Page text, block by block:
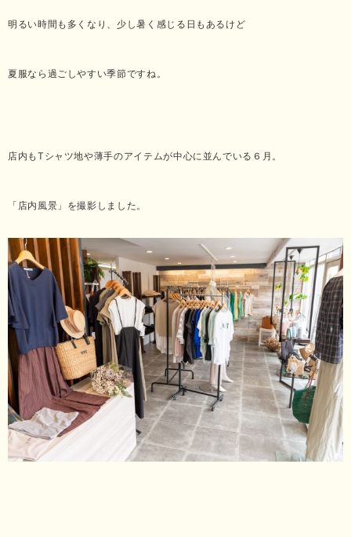
明るい時間も多くなり、少し暑く感じる日もあるけど
夏服なら過ごしやすい季節ですね。
店内もTシャツ地や薄手のアイテムが中心に並んでいる６月。
「店内風景」を撮影しました。